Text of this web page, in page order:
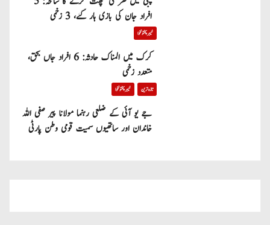
افراد جان کی بازی ہار گئے، 3 زخمی
خیبر پختونخوا
کرک میں المناک حادثہ: 6 افراد جاں بحق،
متعدد زخمی
تازہ ترین خیبر پختونخوا
جے یو آئی کے ضلعی رہنما مولانا پیر صفی اللہ
خاندان اور ساتھیوں سمیت قومی وطن پارٹی